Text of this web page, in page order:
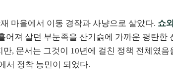
마을에서 이동 경작과 사냥으로 살았다. 쇼
져 살던 부눈족을 산기슭에 가까운 평탄한
, 문서는 그것이 10년에 걸친 정책 전체였음
서 정착 농민이 되었다.